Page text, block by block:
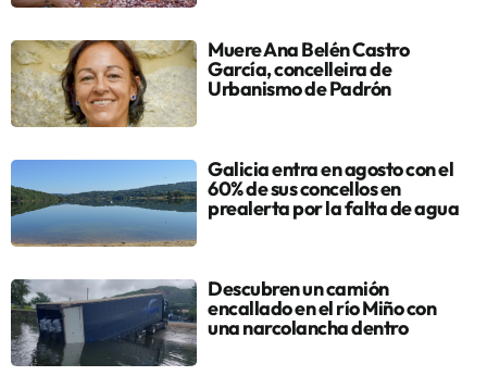
Muere Ana Belén Castro
García, concelleira de
Urbanismo de Padrón
Galicia entra en agosto con el
60% de sus concellos en
prealerta por la falta de agua
Descubren un camión
encallado en el río Miño con
una narcolancha dentro